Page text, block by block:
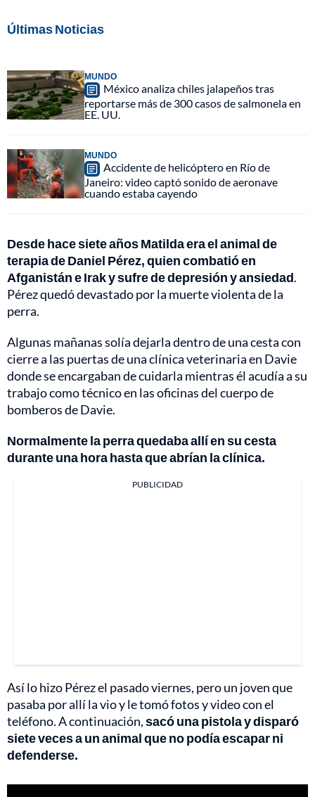
Últimas Noticias
MUNDO
México analiza chiles jalapeños tras
reportarse más de 300 casos de salmonela en
EE. UU.
MUNDO
Accidente de helicóptero en Río de
Janeiro: video captó sonido de aeronave
cuando estaba cayendo
Desde hace siete años Matilda era el animal de
terapia de Daniel Pérez, quien combatió en
Afganistán e Irak y sufre de depresión y ansiedad.
Pérez quedó devastado por la muerte violenta de la
perra.
Algunas mañanas solía dejarla dentro de una cesta con
cierre a las puertas de una clínica veterinaria en Davie
donde se encargaban de cuidarla mientras él acudía a su
trabajo como técnico en las oficinas del cuerpo de
bomberos de Davie.
Normalmente la perra quedaba allí en su cesta
durante una hora hasta que abrían la clínica.
PUBLICIDAD
Así lo hizo Pérez el pasado viernes, pero un joven que
pasaba por allí la vio y le tomó fotos y video con el
teléfono. A continuación,sacó una pistola y disparó
siete veces a un animal que no podía escapar ni
defenderse.